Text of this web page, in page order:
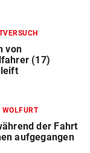
von
(17)
WOLFURT
der Fahrt
aufgegangen